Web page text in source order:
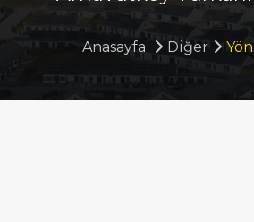
Anasayfa Diğer